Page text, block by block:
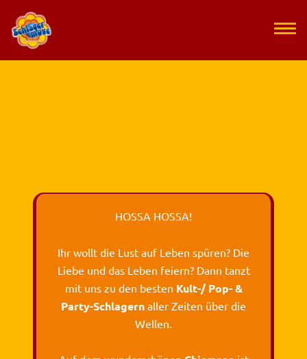
HOSSA HOSSA!
Ihr wollt die Lust auf Leben spüren? Die
Liebe und das Leben feiern? Dann tanzt
mit uns zu den besten Kult-/ Pop- &
Party-Schlagern aller Zeiten über die
Wellen.